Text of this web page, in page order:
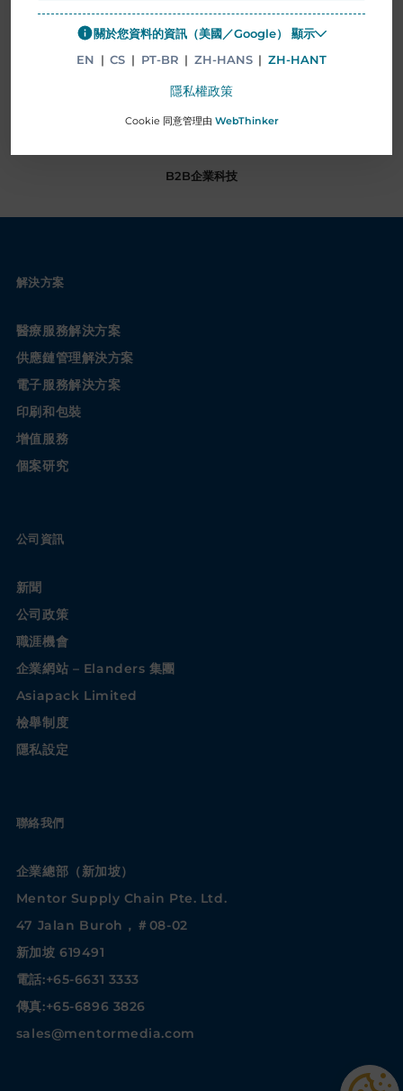
B2B企業科技
解決方案
醫療服務解決方案
供應鏈管理解決方案
電子服務解決方案
印刷和包裝
增值服務
個案研究
公司資訊
新聞
公司政策
職涯機會
企業網站 – Elanders 集團
Asiapack Limited
檢舉制度
隱私設定
聯絡我們
企業總部（新加坡）
Mentor Supply Chain Pte. Ltd.
47 Jalan Buroh，＃08-02
新加坡 619491
電話:+65-6631 3333
傳真:+65-6896 3826
sales@mentormedia.com
關於您資料的資訊（美國／Google） 顯示
EN | CS | PT-BR | ZH-HANS | ZH-HANT
隱私權政策
Cookie 同意管理由 WebThinker